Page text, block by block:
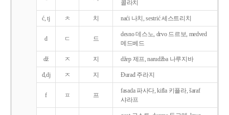
콜라치
ć, tj ㅊ 치 naći 나치, sestrić 세스트리치
d ㄷ 드
desno 데스노, drvo 드르보, medved
메드베드
dž ㅈ 지 džep 제프, narudžba 나루지바
đ,dj ㅈ 지 Ðurađ 주라지
f ㅍ 프
fasada 파사다, kifla 키플라, šaraf
샤라프